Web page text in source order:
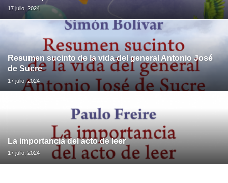
17 julio, 2024
Resumen sucinto de la vida del general Antonio José
de Sucre
17 julio, 2024
La importancia del acto de leer
17 julio, 2024